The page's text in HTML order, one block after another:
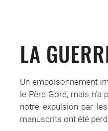
LA
Un empoisonnement
le Père Goré, mais
notre expulsion par
manuscrits ont été